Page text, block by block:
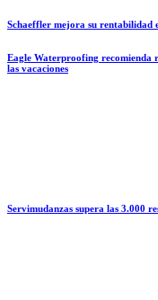
Schaeffler mejora su rentabilidad
Eagle Waterproofing recomienda
las vacaciones
Servimudanzas supera las 3.000